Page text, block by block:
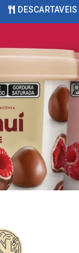
DESCARTAVEIS